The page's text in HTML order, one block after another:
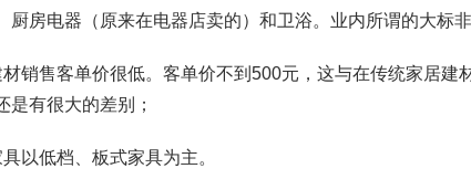
厨房电器（原来在电器店卖的）和卫浴。业内所谓的大标非
材销售客单价很低。客单价不到500元，这与在传统家居建
是有很大的差别；
以低档、板式家具为主。